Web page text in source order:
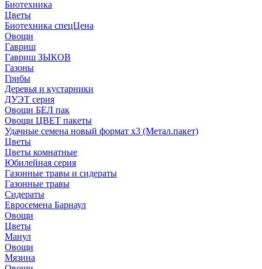
Биотехника
Цветы
Биотехника спецЦена
Овощи
Гавриш
Гавриш ЗЫКОВ
Газоны
Грибы
Деревья и кустарники
ДУЭТ серия
Овощи БЕЛ пак
Овощи ЦВЕТ пакеты
Удачные семена новый формат х3 (Метал.пакет)
Цветы
Цветы комнатные
Юбилейная серия
Газонные травы и сидераты
Газонные травы
Сидераты
Евросемена Барнаул
Овощи
Цветы
Манул
Овощи
Мязина